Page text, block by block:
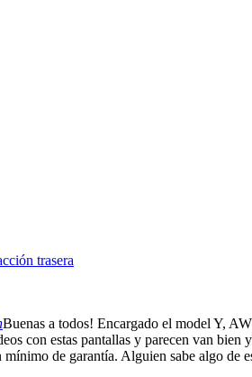
trasera
Buenas a todos! Encargado el model Y,
con estas pantallas y parecen van
de garantía. Alguien sabe algo de